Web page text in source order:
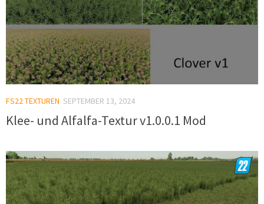
FS22 TEXTUREN SEPTEMBER 13, 2024
Klee- und Alfalfa-Textur v1.0.0.1 Mod